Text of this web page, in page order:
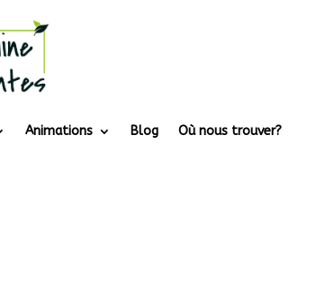
Animations Blog Où nous trouver?